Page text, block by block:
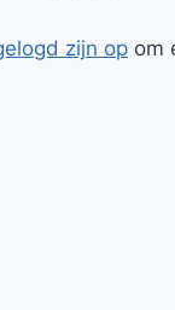
zijn op om